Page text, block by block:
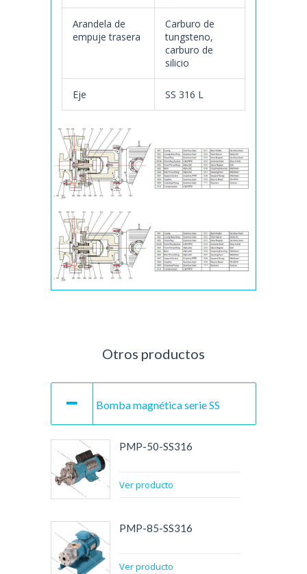
Arandela de
empuje trasera
Carburo de
tungsteno,
carburo de
silicio
Eje SS 316 L
Otros productos
Bomba magnética serie SS
PMP-50-SS316
Ver producto
PMP-85-SS316
Ver producto